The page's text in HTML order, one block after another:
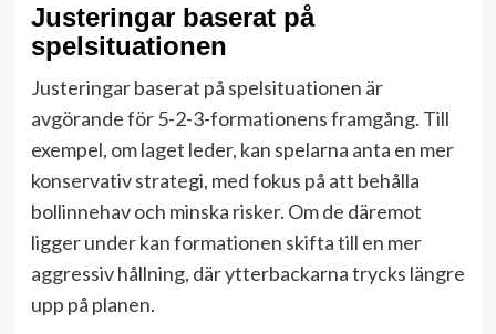
Justeringar baserat på
spelsituationen
Justeringar baserat på spelsituationen är
avgörande för 5-2-3-formationens framgång. Till
exempel, om laget leder, kan spelarna anta en mer
konservativ strategi, med fokus på att behålla
bollinnehav och minska risker. Om de däremot
ligger under kan formationen skifta till en mer
aggressiv hållning, där ytterbackarna trycks längre
upp på planen.